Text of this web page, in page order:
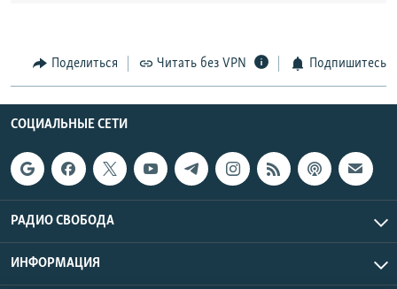
Поделиться Читать без VPN Подпишитесь
СОЦИАЛЬНЫЕ СЕТИ
РАДИО СВОБОДА
ИНФОРМАЦИЯ